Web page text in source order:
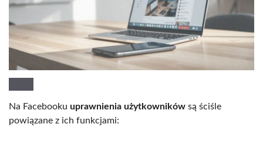
Na Facebooku uprawnienia użytkowników są ściśle
powiązane z ich funkcjami: